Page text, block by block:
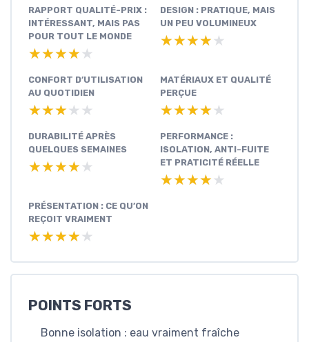
RAPPORT QUALITÉ-PRIX :
INTÉRESSANT, MAIS PAS
POUR TOUT LE MONDE
★★★★★
★★★★★
DESIGN : PRATIQUE, MAIS
UN PEU VOLUMINEUX
★★★★★
★★★★★
CONFORT D’UTILISATION
AU QUOTIDIEN
★★★★★
★★★★★
MATÉRIAUX ET QUALITÉ
PERÇUE
★★★★★
★★★★★
DURABILITÉ APRÈS
QUELQUES SEMAINES
★★★★★
★★★★★
PERFORMANCE :
ISOLATION, ANTI-FUITE
ET PRATICITÉ RÉELLE
★★★★★
★★★★★
PRÉSENTATION : CE QU’ON
REÇOIT VRAIMENT
★★★★★
★★★★★
POINTS FORTS
Bonne isolation : eau vraiment fraîche